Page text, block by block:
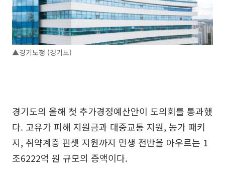
▲경기도청 (경기도)
경기도의 올해 첫 추가경정예산안이 도의회를 통과했
다. 고유가 피해 지원금과 대중교통 지원, 농가 패키
지, 취약계층 핀셋 지원까지 민생 전반을 아우르는 1
조6222억 원 규모의 증액이다.